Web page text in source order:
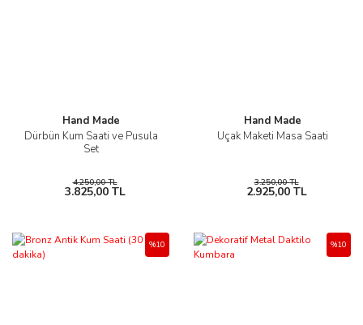
Hand Made
Dürbün Kum Saati ve Pusula
Set
4.250,00 TL
3.825,00 TL
Hand Made
Uçak Maketi Masa Saati
3.250,00 TL
2.925,00 TL
%10 %10